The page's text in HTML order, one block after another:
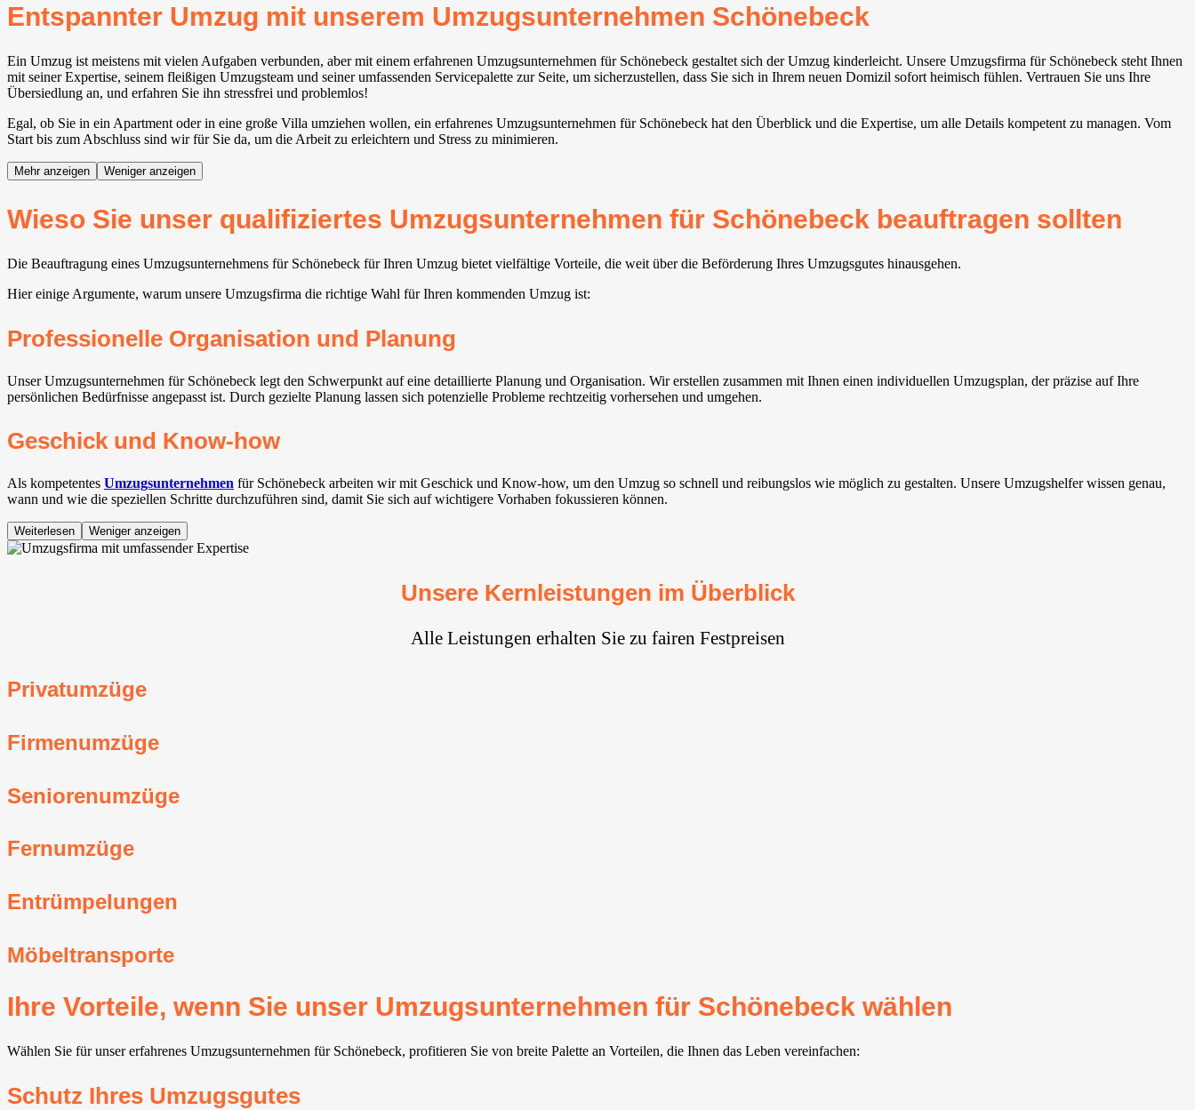
Entspannter Umzug mit unserem Umzugsunternehmen Schönebeck
Ein Umzug ist meistens mit vielen Aufgaben verbunden, aber mit einem erfahrenen Umzugsunternehmen für Schönebeck gestaltet sich der Umzug kinderleicht. Unsere Umzugsfirma für Schönebeck steht Ihnen
mit seiner Expertise, seinem fleißigen Umzugsteam und seiner umfassenden Servicepalette zur Seite, um sicherzustellen, dass Sie sich in Ihrem neuen Domizil sofort heimisch fühlen. Vertrauen Sie uns Ihre
Übersiedlung an, und erfahren Sie ihn stressfrei und problemlos!
Egal, ob Sie in ein Apartment oder in eine große Villa umziehen wollen, ein erfahrenes Umzugsunternehmen für Schönebeck hat den Überblick und die Expertise, um alle Details kompetent zu managen. Vom
Start bis zum Abschluss sind wir für Sie da, um die Arbeit zu erleichtern und Stress zu minimieren.
Mehr anzeigen Weniger anzeigen
Wieso Sie unser qualifiziertes Umzugsunternehmen für Schönebeck beauftragen sollten
Die Beauftragung eines Umzugsunternehmens für Schönebeck für Ihren Umzug bietet vielfältige Vorteile, die weit über die Beförderung Ihres Umzugsgutes hinausgehen.
Hier einige Argumente, warum unsere Umzugsfirma die richtige Wahl für Ihren kommenden Umzug ist:
Professionelle Organisation und Planung
Unser Umzugsunternehmen für Schönebeck legt den Schwerpunkt auf eine detaillierte Planung und Organisation. Wir erstellen zusammen mit Ihnen einen individuellen Umzugsplan, der präzise auf Ihre
persönlichen Bedürfnisse angepasst ist. Durch gezielte Planung lassen sich potenzielle Probleme rechtzeitig vorhersehen und umgehen.
Geschick und Know-how
Als kompetentes Umzugsunternehmen für Schönebeck arbeiten wir mit Geschick und Know-how, um den Umzug so schnell und reibungslos wie möglich zu gestalten. Unsere Umzugshelfer wissen genau,
wann und wie die speziellen Schritte durchzuführen sind, damit Sie sich auf wichtigere Vorhaben fokussieren können.
Weiterlesen Weniger anzeigen
Unsere Kernleistungen im Überblick
Alle Leistungen erhalten Sie zu fairen Festpreisen
Privatumzüge
Firmenumzüge
Seniorenumzüge
Fernumzüge
Entrümpelungen
Möbeltransporte
Ihre Vorteile, wenn Sie unser Umzugsunternehmen für Schönebeck wählen
Wählen Sie für unser erfahrenes Umzugsunternehmen für Schönebeck, profitieren Sie von breite Palette an Vorteilen, die Ihnen das Leben vereinfachen:
Schutz Ihres Umzugsgutes